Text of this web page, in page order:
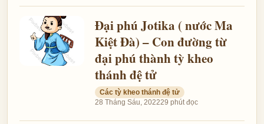
Đại phú Jotika ( nước Ma
Kiệt Đà) – Con đường từ
đại phú thành tỳ kheo
thánh đệ tử
Các tỳ kheo thánh đệ tử
28 Tháng Sáu, 202229 phút đọc